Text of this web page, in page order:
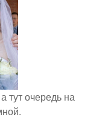
тут очередь на